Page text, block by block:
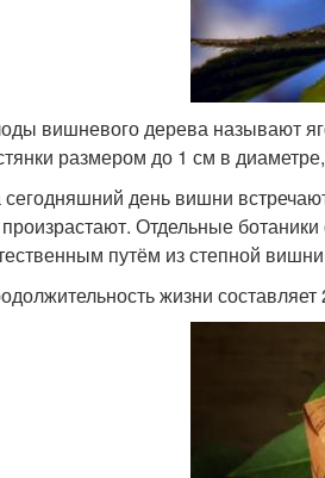
вишневого дерева называют
размером до 1 см в
день вишни
Отдельные
путём из степной
жизни